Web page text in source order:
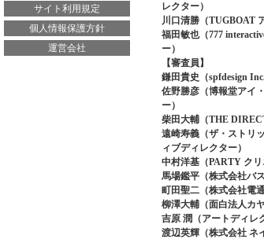
サイト利用規定
個人情報保護方針
運営会社
レクター）
川口清勝（TUGBOAT
福田敏也（777
ー）
【審査員】
鎌田貴史（spfdesign
佐野勝彦（博報堂アイ
ー）
柴田大輔（THE
遠崎寿義（ザ・ストリ
ィブディレクター）
中村洋基（PARTY クリ
馬場鑑平（株式会社バ
町田聖二（株式会社電
柳澤大輔（面白法人カ
吉原 潤（アートディレ
渡辺英輝（株式会社 ネ